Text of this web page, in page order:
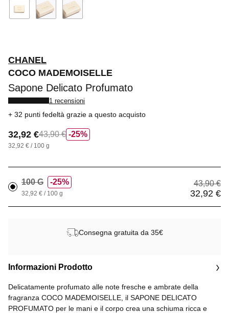
CHANEL
COCO MADEMOISELLE
Sapone Delicato Profumato
1 recensioni
32 punti fedeltà grazie a questo acquisto
25%
32,92 €43,90 €
32,92 € / 100 g
100 G 25% 43,90 €
32,92 €
32,92 € / 100 g
Consegna gratuita da 35€
Informazioni Prodotto
Delicatamente profumato alle note fresche e ambrate della
fragranza COCO MADEMOISELLE, il SAPONE DELICATO
PROFUMATO per le mani e il corpo crea una schiuma ricca e